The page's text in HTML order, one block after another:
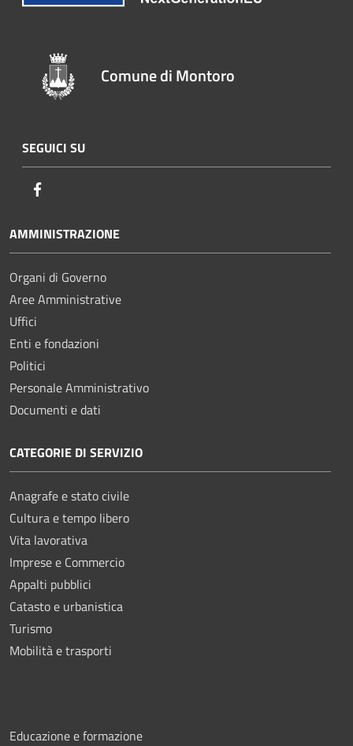
Comune di Montoro
SEGUICI SU
AMMINISTRAZIONE
Organi di Governo
Aree Amministrative
Uffici
Enti e fondazioni
Politici
Personale Amministrativo
Documenti e dati
CATEGORIE DI SERVIZIO
Anagrafe e stato civile
Cultura e tempo libero
Vita lavorativa
Imprese e Commercio
Appalti pubblici
Catasto e urbanistica
Turismo
Mobilità e trasporti
Educazione e formazione